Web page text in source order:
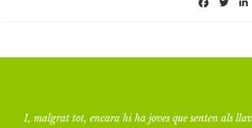
I, malgrat tot, encara hi ha joves que senten als